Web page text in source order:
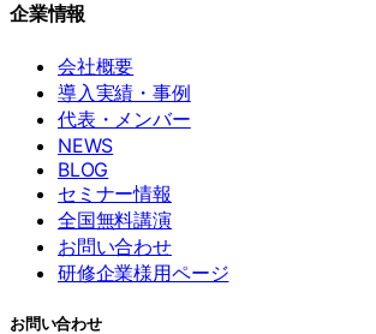
企業情報
会社概要
導入実績・事例
代表・メンバー
NEWS
BLOG
セミナー情報
全国無料講演
お問い合わせ
研修企業様用ページ
お問い合わせ